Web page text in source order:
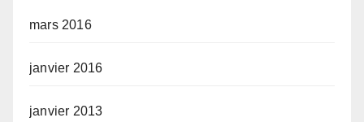
mars 2016
janvier 2016
janvier 2013